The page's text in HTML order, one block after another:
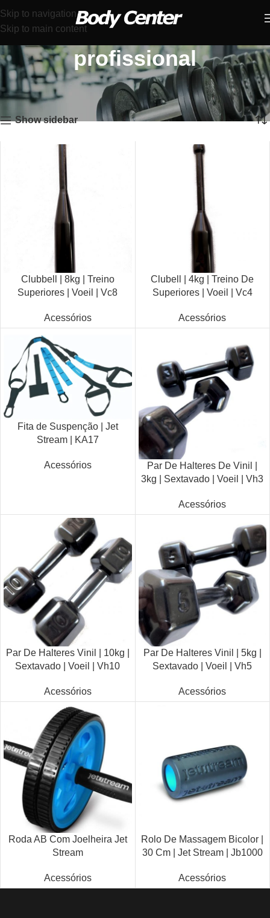
Skip to navigation
Skip to main content
profissional
Início Produtos marcados com a tag “profissional”
Mostrando todos os 8 resultados
Show sidebar
Clubbell | 8kg | Treino
Superiores | Voeil | Vc8
Acessórios
Clubell | 4kg | Treino De
Superiores | Voeil | Vc4
Acessórios
Fita de Suspenção | Jet
Stream | KA17
Acessórios
Par De Halteres De Vinil |
3kg | Sextavado | Voeil | Vh3
Acessórios
Par De Halteres Vinil | 10kg |
Sextavado | Voeil | Vh10
Acessórios
Par De Halteres Vinil | 5kg |
Sextavado | Voeil | Vh5
Acessórios
Roda AB Com Joelheira Jet
Stream
Acessórios
Rolo De Massagem Bicolor |
30 Cm | Jet Stream | Jb1000
Acessórios